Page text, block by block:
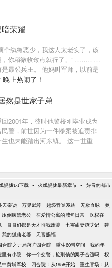
峰之时，整个西南无人争锋。 也曾
，还完自己所有罪孽。 这是我的
湖混子的回忆录，自白书。
荣耀
个纨绔恶少，我这人太老实了，该
，你稍微收敛点就行了。” …………
最强兵王。 他妈叫军师，以前是
际，同时遗传了最强身体和最强
烂，每天灯红酒绿，美女环绕，
的都没想到，这个废柴纨绔，却
。 他站在黑夜与阴影之中搅动风
下的人瑟瑟发抖。 苏家曾是第一
五年，渐渐被世人遗忘，随着苏
具，最强家族，卷土重来！
以是：《开局只想当混混，我
的老婆这么多，还个个都疼
影子少主》！
上热闹了！
然是世家子弟
2001年，彼时他警校刚毕业成为
警，前世因为一件惨案被追责排
也未能踏出河东镇。 这一世重
级通缉犯走上领奖台时，发现站
然和他有七分相似。 从此，青云直
提拔txt下载 - 火线提拔最新章节 - 好看的都市
天帝诀 万界武尊 超级吞噬系统 无敌血脉
奥
压倒腹黑老公 在爱情公寓的咸鱼日常
医权在
哥哥们都是天才唯我废柴 七零甜妻撩夫记
建
我的狐仙老婆 天官赐福
合院之开局落户四合院 重生60带空间
我的年
里有小院 你一个交警，抢刑侦的案子合适吗
权
中黄埔军校 四合院：从1958开始
重生官场：从